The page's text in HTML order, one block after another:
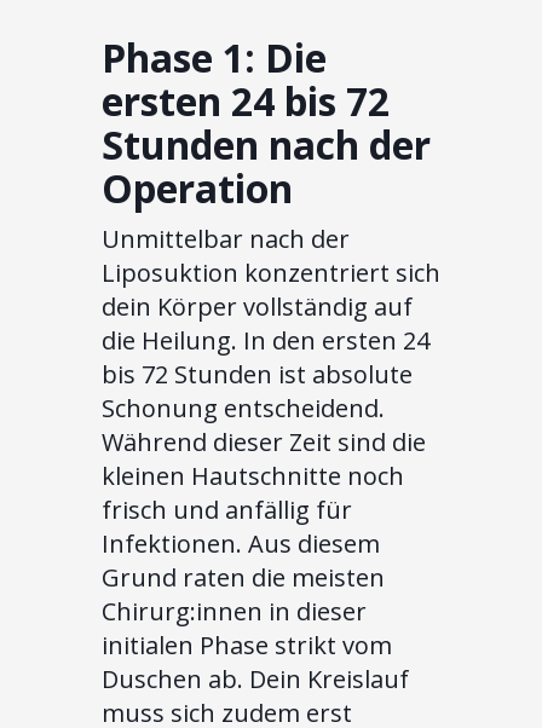
Phase 1: Die
ersten 24 bis 72
Stunden nach der
Operation
Unmittelbar nach der
Liposuktion konzentriert sich
dein Körper vollständig auf
die Heilung. In den ersten 24
bis 72 Stunden ist absolute
Schonung entscheidend.
Während dieser Zeit sind die
kleinen Hautschnitte noch
frisch und anfällig für
Infektionen. Aus diesem
Grund raten die meisten
Chirurg:innen in dieser
initialen Phase strikt vom
Duschen ab. Dein Kreislauf
muss sich zudem erst